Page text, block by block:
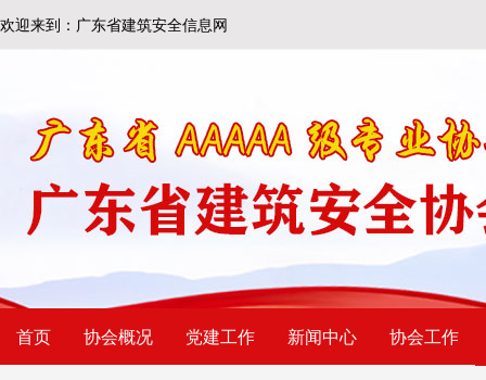
欢迎来到：广东省建筑安全信息网
首页 协会概况 党建工作 新闻中心 协会工作